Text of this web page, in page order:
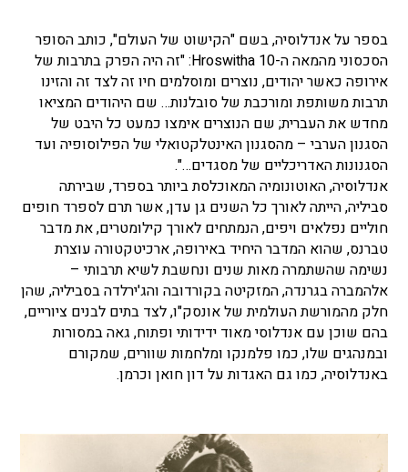
בספר על אנדלוסיה, בשם "הקישוט של העולם", כותב הסופר
הסכסוני מהמאה ה-10 Hroswitha: "זה היה הפרק בתרבות של
אירופה כאשר יהודים, נוצרים ומוסלמים חיו זה לצד זה והזינו
תרבות משותפת ומורכבת של סובלנות… שם היהודים המציאו
מחדש את העברית; שם הנוצרים אימצו כמעט כל היבט של
הסגנון הערבי – מהסגנון האינטלקטואלי של הפילוסופיה ועד
הסגנונות האדריכליים של מסגדים…".
אנדלוסיה, האוטונומיה המאוכלסת ביותר בספרד, שבירתה
סביליה, הייתה לאורך כל השנים גן עדן, אשר תרם לספרד חופים
חוליים נפלאים ויפים, הנמתחים לאורך קילומטרים, את מדבר
טברנס, שהוא המדבר היחיד באירופה, ארכיטקטורה עוצרת
נשימה שהשתמרה מאות שנים ונחשבת לשיא תרבותי –
אלהמברה בגרנדה, המזקיטה בקורדובה והג'ירלדה בסביליה, שהן
חלק מהמורשת העולמית של אונסק"ו, לצד בתים לבנים ציוריים,
בהם שוכן עם אנדלוסי מאוד ידידותי ופתוח, גאה במסורות
ובמנהגים שלו, כמו פלמנקו ומלחמות שוורים, שמקורם
באנדלוסיה, כמו גם האגדות על דון חואן וכרמן.